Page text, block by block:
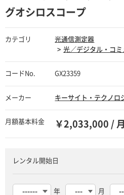
グオシロスコープ
カテゴリ
光通信測定器
光／デジタル・コ
コードNo. GX23359
メーカー キーサイト・テクノロ
月額基本料金 ￥2,033,000 / 月
レンタル開始日
年 月